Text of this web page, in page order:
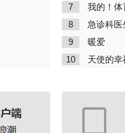
7 我的！体
8 急诊科医
9 暖爱
10 天使的幸